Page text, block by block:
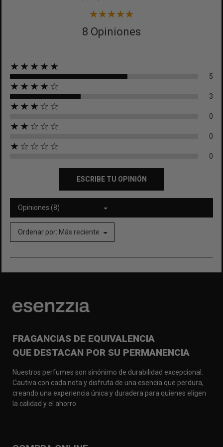
8 Opiniones
★★★★★
5
★★★★☆
3
★★★☆☆
0
★★☆☆☆
0
★☆☆☆☆
0
ESCRIBE TU OPINIÓN
Opiniones (8)
Ordenar por: Más reciente
FRAGANCIAS DE EQUIVALENCIA
QUE DESTACAN POR SU PERMANENCIA
Nuestros perfumes son sinónimo de durabilidad excepcional.
Cautiva con cada nota y disfruta de una esencia que perdura,
creando una experiencia única y duradera para quienes eligen
la calidad y el ahorro.